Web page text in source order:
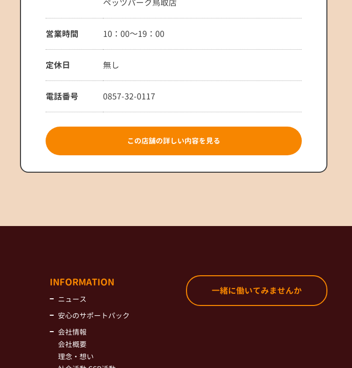
ペッツパーク鳥取店
営業時間 10：00～19：00
定休日 無し
電話番号 0857-32-0117
この店舗の詳しい内容を見る
INFORMATION
ニュース
安心のサポートパック
会社情報
会社概要
理念・想い
一緒に働いてみませんか